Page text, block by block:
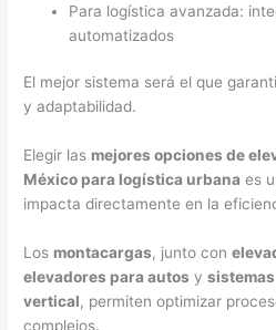
Para logística avanzada:
automatizados
El mejor sistema será el que
y adaptabilidad.
Elegir las mejores opciones de
México para logística urbana es
impacta directamente en la
Los montacargas, junto con
elevadores para autos y
vertical, permiten optimizar
complejos.